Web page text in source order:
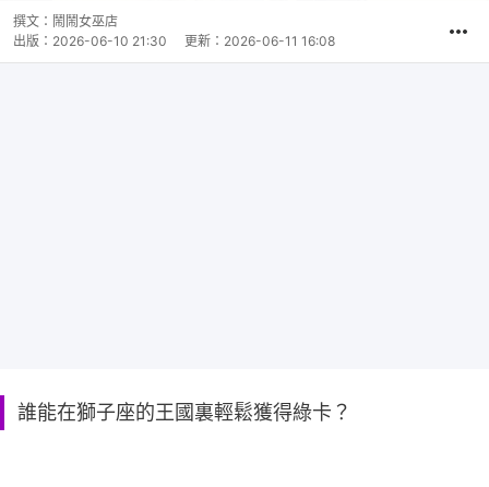
撰文： 鬧鬧女巫店
出版： 2026-06-10 21:30 更新： 2026-06-11 16:08
誰能在獅子座的王國裏輕鬆獲得綠卡？